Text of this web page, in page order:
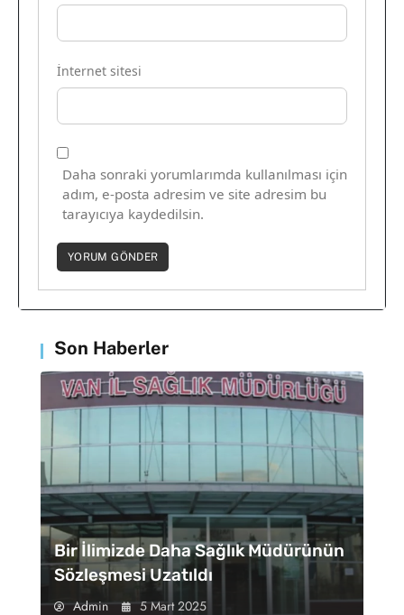
İnternet sitesi
Daha sonraki yorumlarımda kullanılması için
adım, e-posta adresim ve site adresim bu
tarayıcıya kaydedilsin.
Son Haberler
Bir İlimizde Daha Sağlık Müdürünün
Sözleşmesi Uzatıldı
Admin 5 Mart 2025